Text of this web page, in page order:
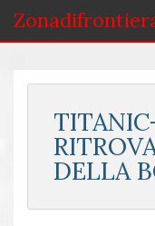
DELLA